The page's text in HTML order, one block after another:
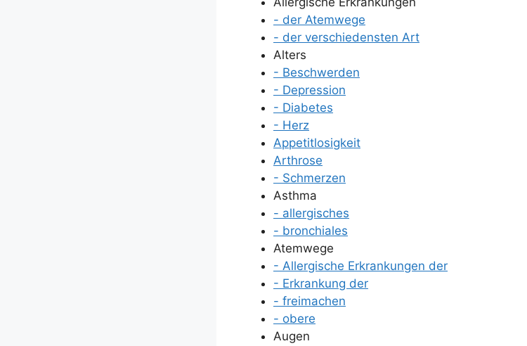
- der Atemwege
- der ver­schie­dens­ten Art
Alters
- Beschwer­den
- Depres­si­on
- Dia­be­tes
- Herz
Appe­tit­lo­sig­keit
Arthro­se
- Schmer­zen
Asth­ma
- all­er­gi­sches
- bron­chia­l­es
Atem­we­ge
- All­er­gi­sche Erkran­kun­gen der
- Erkran­kung der
- frei­ma­chen
- obe­re
Augen